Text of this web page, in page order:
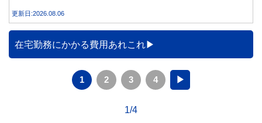
ます。
更新日:2026.08.06
在宅勤務にかかる費用あれこれ
1 2 3 4 ▶
1/4